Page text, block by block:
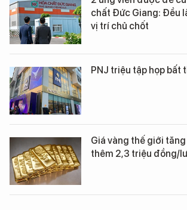
chất Đức Giang: Đều
vị trí chủ chốt
PNJ triệu tập họp bất
Giá vàng thế giới
thêm 2,3 triệu đồng/